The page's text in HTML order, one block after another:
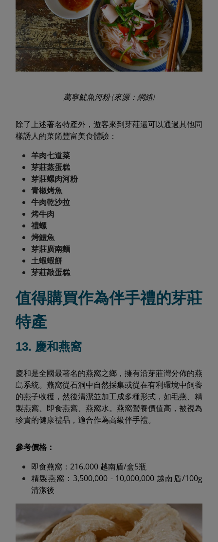
萬寧魷魚河粉 (來源：網絡)
除了上述著名特產外，遊客來到芽莊還可以通過其他同
樣誘人的菜餚豐富美食體驗：
羊肉七道菜
芽莊蒸蛋糕
芽莊螺肉河粉
青椒烤魚
牛肉乾沙拉
烤牛肉
禮螺
烤鱧魚
芽莊廣南麵
土蝦蝦餅
芽莊敲蛋糕
值得購買作為伴手禮的芽莊
特產
13. 慶和燕窩
慶和是全國最著名的燕窩之鄉，擁有沿芽莊灣分佈的燕
島系統。燕窩從石洞中自然採集或從在有利環境中飼養
的燕子收穫，然後清潔並加工成多種形式，如毛燕、精
製燕窩、即食燕窩、燕窩水。燕窩營養價值高，被視為
珍貴的健康禮品，適合作為高級伴手禮。
參考價格：
即食燕窩：216,000 越南盾/盒5瓶
精製燕窩：3,500,000 - 10,000,000 越南盾/100g
清潔後